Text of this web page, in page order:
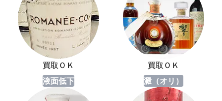
買取ＯＫ
買取ＯＫ
液面低下
澱（オリ）